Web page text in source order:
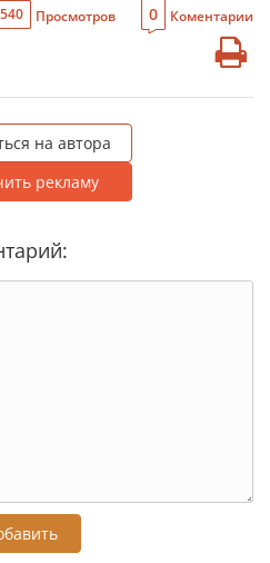
Просмотров 0 Коментарии
на автора
рекламу